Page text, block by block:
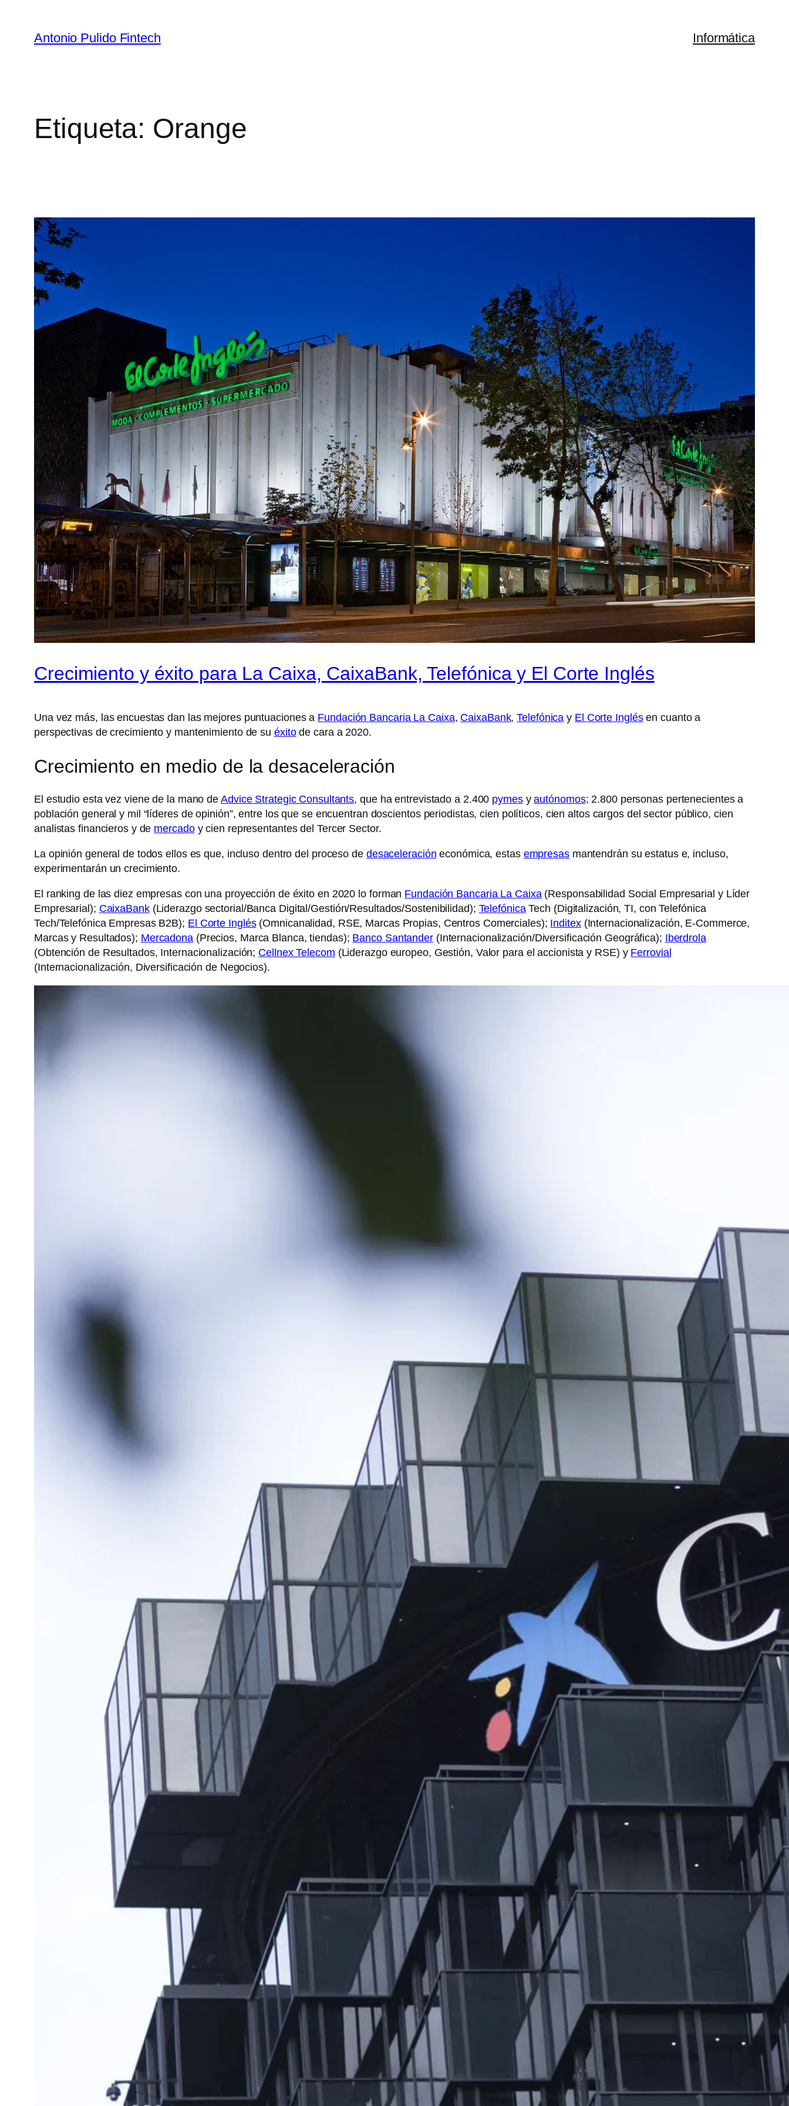
Antonio Pulido Fintech Informática
Etiqueta: Orange
Crecimiento y éxito para La Caixa, CaixaBank, Telefónica y El Corte Inglés
Una vez más, las encuestas dan las mejores puntuaciones a Fundación Bancaria La Caixa, CaixaBank,Telefónica y El Corte Inglésen cuanto a
perspectivas de crecimiento y mantenimiento de su éxitode cara a 2020.
Crecimiento en medio de la desaceleración
El estudio esta vez viene de la mano de Advice Strategic Consultants, que ha entrevistado a 2.400 pymesyautónomos; 2.800 personas pertenecientes a
población general y mil “líderes de opinión”, entre los que se encuentran doscientos periodistas, cien políticos, cien altos cargos del sector público, cien
analistas financieros y de mercadoy cien representantes del Tercer Sector.
La opinión general de todos ellos es que, incluso dentro del proceso de desaceleración económica, estas empresasmantendrán su estatus e, incluso,
experimentarán un crecimiento.
El ranking de las diez empresas con una proyección de éxito en 2020 lo forman Fundación Bancaria La Caixa(Responsabilidad Social Empresarial y Líder
Empresarial); CaixaBank(Liderazgo sectorial/Banca Digital/Gestión/Resultados/Sostenibilidad); TelefónicaTech (Digitalización, TI, con Telefónica
Tech/Telefónica Empresas B2B); El Corte Inglés(Omnicanalidad, RSE, Marcas Propias, Centros Comerciales); Inditex(Internacionalización, E-Commerce,
Marcas y Resultados); Mercadona(Precios, Marca Blanca, tiendas); Banco Santander(Internacionalización/Diversificación Geográfica); Iberdrola
(Obtención de Resultados, Internacionalización; Cellnex Telecom (Liderazgo europeo, Gestión, Valor para el accionista y RSE) y Ferrovial
(Internacionalización, Diversificación de Negocios).